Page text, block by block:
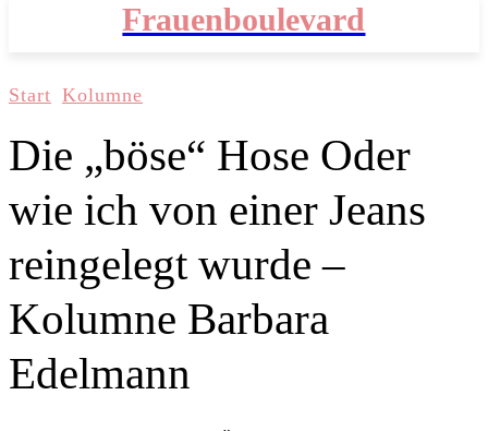
Frauenboulevard
Start Kolumne
Die „böse“ Hose Oder
wie ich von einer Jeans
reingelegt wurde –
Kolumne Barbara
Edelmann